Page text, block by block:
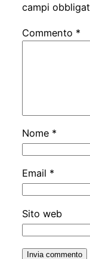
campi
Commento *
Nome *
Email *
Sito web